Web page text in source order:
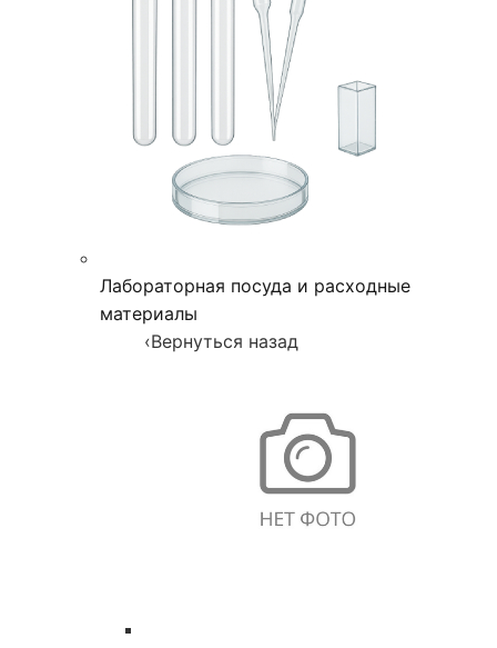
Лабораторная посуда и расходные
материалы
‹Вернуться назад